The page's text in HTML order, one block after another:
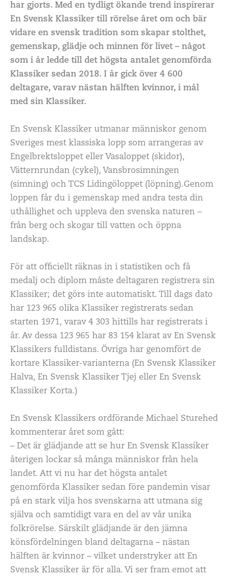
har gjorts. Med en tydligt ökande trend inspirerar
En Svensk Klassiker till rörelse året om och bär
vidare en svensk tradition som skapar stolthet,
gemenskap, glädje och minnen för livet – något
som i år ledde till det högsta antalet genomförda
Klassiker sedan 2018. I år gick över 4 600
deltagare, varav nästan hälften kvinnor, i mål
med sin Klassiker.
En Svensk Klassiker utmanar människor genom
Sveriges mest klassiska lopp som arrangeras av
Engelbrektsloppet eller Vasaloppet (skidor),
Vätternrundan (cykel), Vansbrosimningen
(simning) och TCS Lidingöloppet (löpning).Genom
loppen får du i gemenskap med andra testa din
uthållighet och uppleva den svenska naturen –
från berg och skogar till vatten och öppna
landskap.
För att officiellt räknas in i statistiken och få
medalj och diplom måste deltagaren registrera sin
Klassiker; det görs inte automatiskt. Till dags dato
har 123 965 olika Klassiker registrerats sedan
starten 1971, varav 4 303 hittills har registrerats i
år. Av dessa 123 965 har 83 154 klarat av En Svensk
Klassikers fulldistans. Övriga har genomfört de
kortare Klassiker-varianterna (En Svensk Klassiker
Halva, En Svensk Klassiker Tjej eller En Svensk
Klassiker Korta.)
En Svensk Klassikers ordförande Michael Sturehed
kommenterar året som gått:
– Det är glädjande att se hur En Svensk Klassiker
återigen lockar så många människor från hela
landet. Att vi nu har det högsta antalet
genomförda Klassiker sedan före pandemin visar
på en stark vilja hos svenskarna att utmana sig
själva och samtidigt vara en del av vår unika
folkrörelse. Särskilt glädjande är den jämna
könsfördelningen bland deltagarna – nästan
hälften är kvinnor – vilket understryker att En
Svensk Klassiker är för alla. Vi ser fram emot att